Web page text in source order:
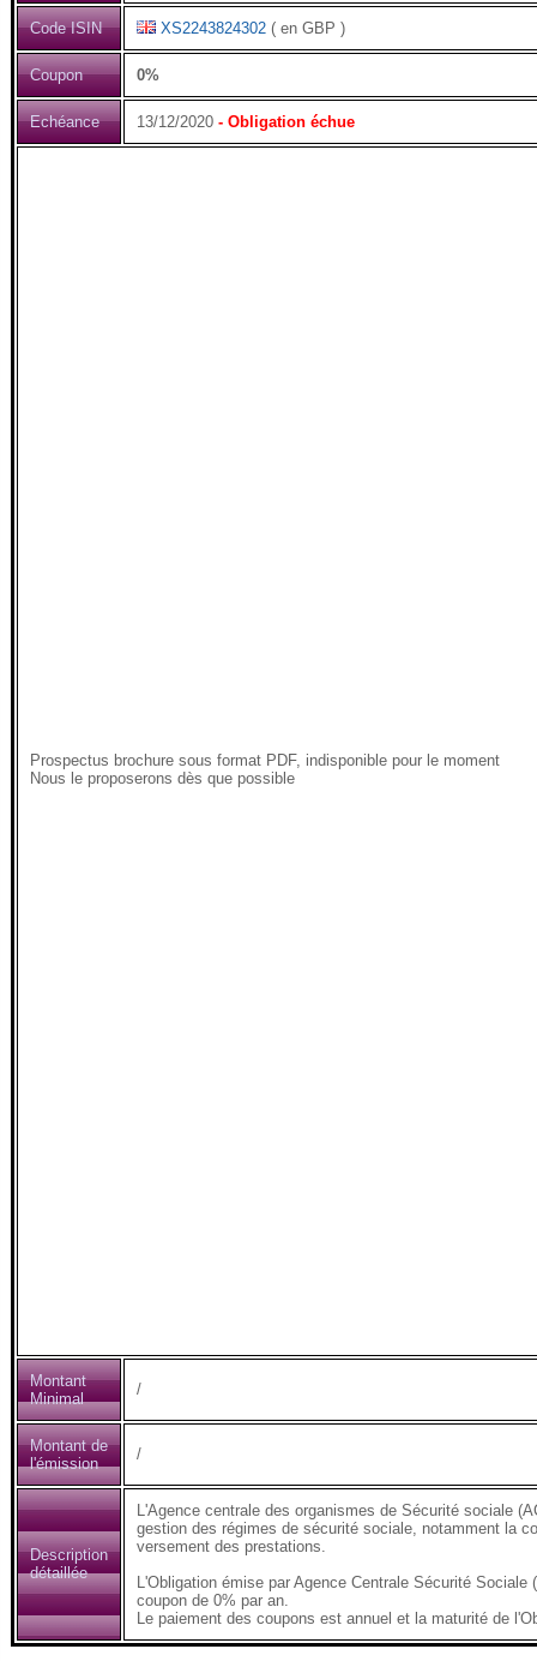
Code ISIN XS2243824302 ( en GBP )
Coupon 0%
Echéance 13/12/2020 - Obligation échue
Prospectus brochure sous format PDF, indisponible pour le moment
Nous le proposerons dès que possible
Montant
Minimal
/
Montant de
l'émission
/
Description
détaillée
L'Agence centrale des organismes de Sécurité sociale
gestion des régimes de sécurité sociale, notamment la
versement des prestations.
L'Obligation émise par Agence Centrale Sécurité
coupon de 0% par an.
Le paiement des coupons est annuel et la maturité de